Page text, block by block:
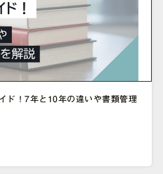
ド！7年と10年の違いや書類管理